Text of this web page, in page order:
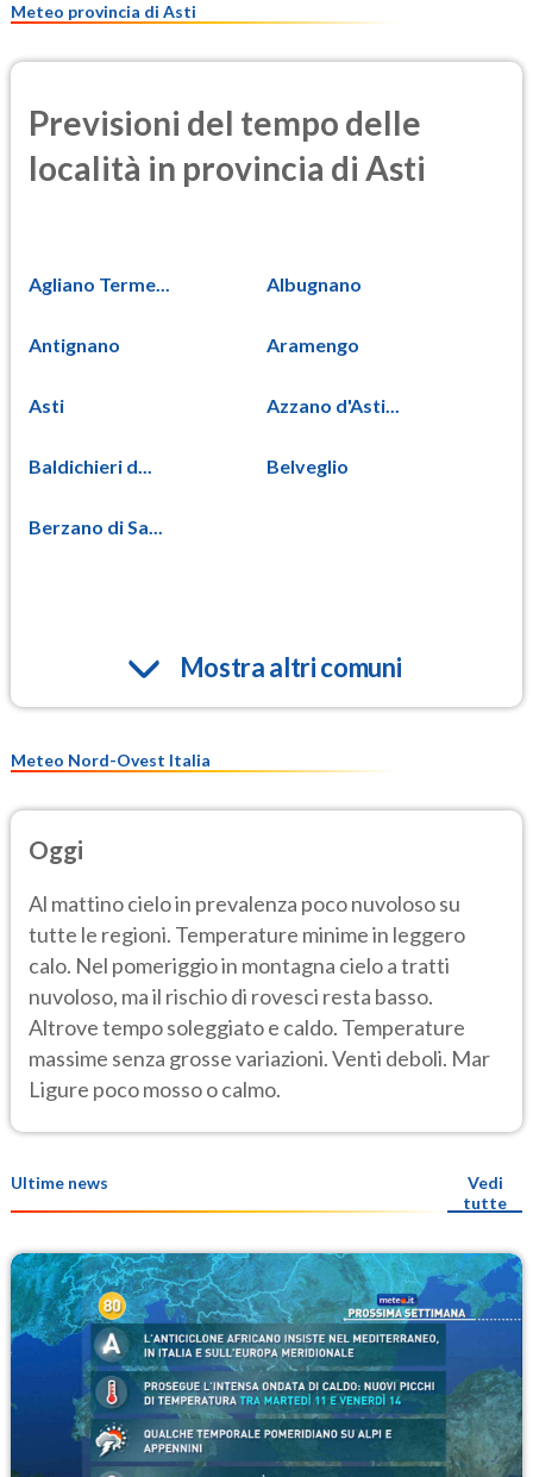
Meteo provincia di Asti
Previsioni del tempo delle
località in provincia di Asti
Agliano Terme... Albugnano
Antignano Aramengo
Asti Azzano d'Asti...
Baldichieri d... Belveglio
Berzano di Sa...
Mostra altri comuni
Meteo Nord-Ovest Italia
Oggi
Al mattino cielo in prevalenza poco nuvoloso su
tutte le regioni. Temperature minime in leggero
calo. Nel pomeriggio in montagna cielo a tratti
nuvoloso, ma il rischio di rovesci resta basso.
Altrove tempo soleggiato e caldo. Temperature
massime senza grosse variazioni. Venti deboli. Mar
Ligure poco mosso o calmo.
Ultime news
Vedi
tutte